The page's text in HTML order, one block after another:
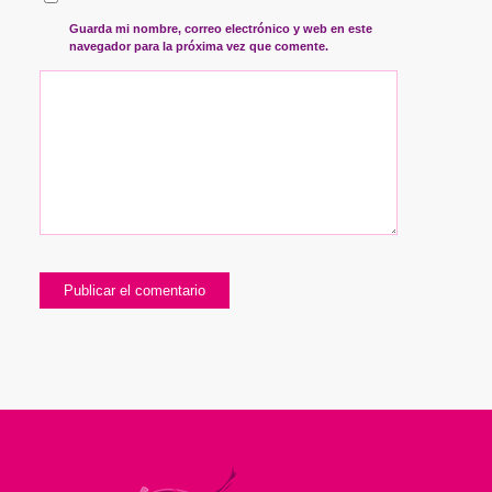
Guarda mi nombre, correo electrónico y web en este
navegador para la próxima vez que comente.